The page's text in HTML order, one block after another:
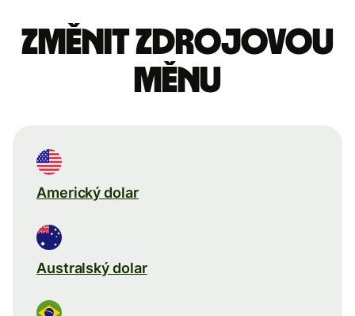
Změnit zdrojovou
měnu
Americký dolar
Australský dolar